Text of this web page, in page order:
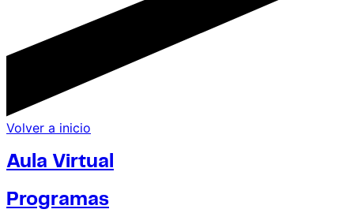
Volver a inicio
Aula Virtual
Programas